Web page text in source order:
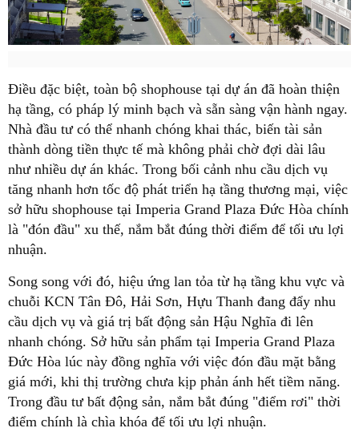
Điều đặc biệt, toàn bộ shophouse tại dự án đã hoàn thiện
hạ tầng, có pháp lý minh bạch và sẵn sàng vận hành ngay.
Nhà đầu tư có thể nhanh chóng khai thác, biến tài sản
thành dòng tiền thực tế mà không phải chờ đợi dài lâu
như nhiều dự án khác. Trong bối cảnh nhu cầu dịch vụ
tăng nhanh hơn tốc độ phát triển hạ tầng thương mại, việc
sở hữu shophouse tại Imperia Grand Plaza Đức Hòa chính
là "đón đầu" xu thế, nắm bắt đúng thời điểm để tối ưu lợi
nhuận.
Song song với đó, hiệu ứng lan tỏa từ hạ tầng khu vực và
chuỗi KCN Tân Đô, Hải Sơn, Hựu Thanh đang đẩy nhu
cầu dịch vụ và giá trị bất động sản Hậu Nghĩa đi lên
nhanh chóng. Sở hữu sản phẩm tại Imperia Grand Plaza
Đức Hòa lúc này đồng nghĩa với việc đón đầu mặt bằng
giá mới, khi thị trường chưa kịp phản ánh hết tiềm năng.
Trong đầu tư bất động sản, nắm bắt đúng "điểm rơi" thời
điểm chính là chìa khóa để tối ưu lợi nhuận.